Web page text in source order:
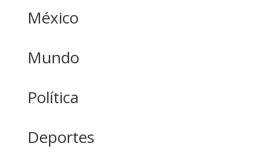
México
Mundo
Política
Deportes